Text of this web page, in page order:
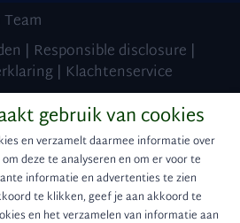
| Responsible disclosure |
| Klachtenservice
gebruik van cookies
en verzamelt daarmee informatie over
deze te analyseren en om er voor te
informatie en advertenties te zien
te klikken, geef je aan akkoord te
en het verzamelen van informatie aan